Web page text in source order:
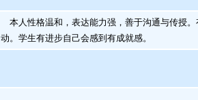
本人性格温和，表达能力强，善于沟通与传授
动。学生有进步自己会感到有成就感。